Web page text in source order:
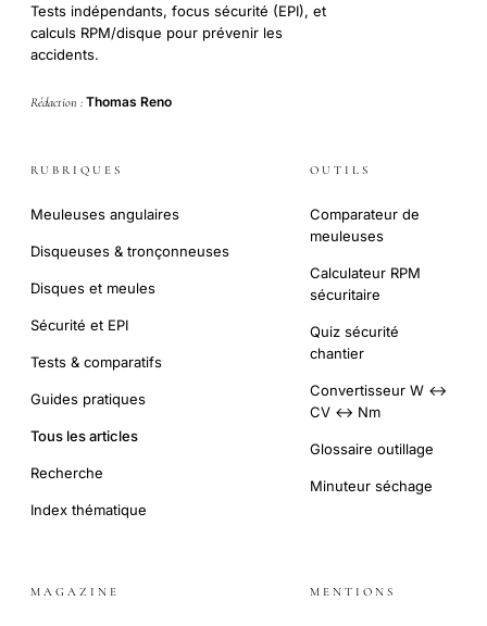
Tests indépendants, focus sécurité (EPI), et
calculs RPM/disque pour prévenir les
accidents.
Rédaction : Thomas Reno
RUBRIQUES
Meuleuses angulaires
Disqueuses & tronçonneuses
Disques et meules
Sécurité et EPI
Tests & comparatifs
Guides pratiques
Tous les articles
Recherche
Index thématique
OUTILS
Comparateur de
meuleuses
Calculateur RPM
sécuritaire
Quiz sécurité
chantier
Convertisseur W ↔
CV ↔ Nm
Glossaire outillage
Minuteur séchage
MAGAZINE MENTIONS